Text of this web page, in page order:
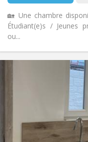
🏡 Une chambre
Étudiant(e)s / Jeunes
ou...